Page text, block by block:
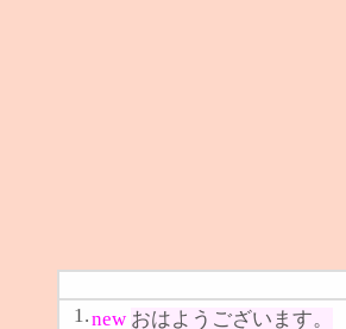
1.new おはようございます。